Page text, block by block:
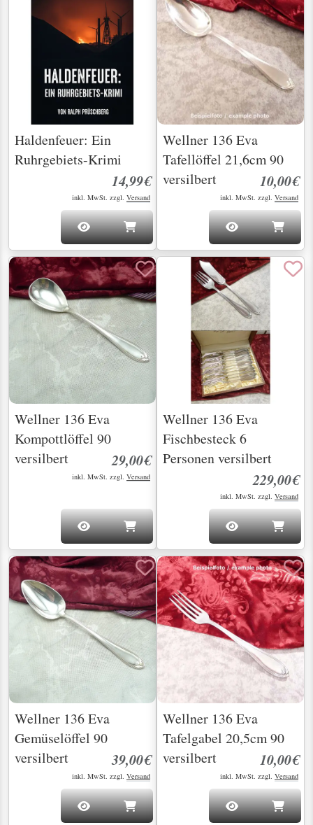
Haldenfeuer: Ein
Ruhrgebiets-Krimi
14,99€
inkl. MwSt. zzgl. Versand
Wellner 136 Eva
Tafellöffel 21,6cm 90
versilbert
10,00€
inkl. MwSt. zzgl. Versand
Wellner 136 Eva
Kompottlöffel 90
versilbert
29,00€
inkl. MwSt. zzgl. Versand
Wellner 136 Eva
Fischbesteck 6
Personen versilbert
229,00€
inkl. MwSt. zzgl. Versand
Wellner 136 Eva
Gemüselöffel 90
versilbert
39,00€
inkl. MwSt. zzgl. Versand
Wellner 136 Eva
Tafelgabel 20,5cm 90
versilbert
10,00€
inkl. MwSt. zzgl. Versand